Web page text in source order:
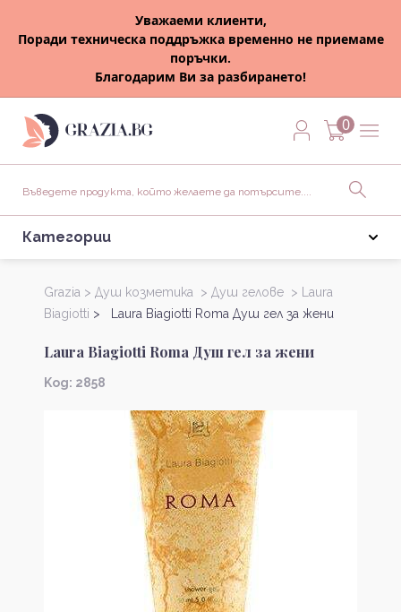
Уважаеми клиенти,
Поради техническа поддръжка временно не приемаме
поръчки.
Благодарим Ви за разбирането!
0
Категории
Grazia > Душ козметика > Душ гелове >
Laura
Biagiotti > Laura Biagiotti Roma Душ гел за жени
Laura Biagiotti Roma Душ гел за жени
Kод: 2858